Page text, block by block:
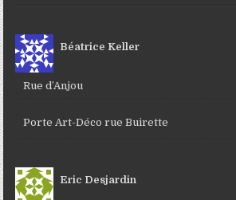
Béatrice Keller
Rue d’Anjou
Porte Art-Déco rue Buirette
Eric Desjardin